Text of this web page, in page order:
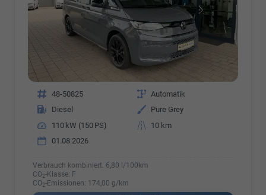
Fahrzeugnr. 48-50825 Getriebe Automatik
Kraftstoff
Diesel Außenfarbe
Pure Grey
Leistung
110 kW (150 PS) Kilometerstand
10 km
01.08.2026
Verbrauch kombiniert: 6,80 l/100km
CO2-Klasse: F
CO2-Emissionen: 174,00 g/km